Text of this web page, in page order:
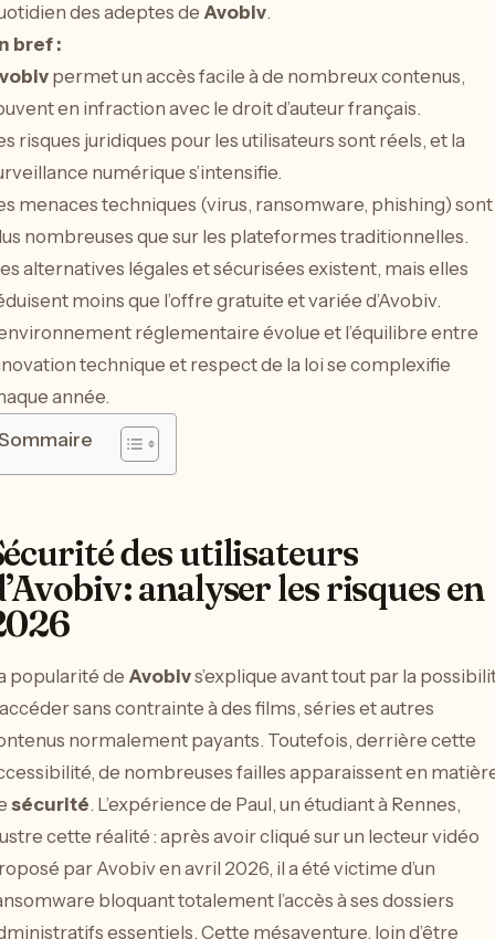
des adeptes de Avobiv.
bref :
permet un accès facile à de nombreux contenus,
en infraction avec le droit d’auteur français.
risques juridiques pour les utilisateurs sont réels, et la
numérique s’intensifie.
menaces techniques (virus, ransomware, phishing) sont
nombreuses que sur les plateformes traditionnelles.
alternatives légales et sécurisées existent, mais elles
moins que l’offre gratuite et variée d’Avobiv.
réglementaire évolue et l’équilibre entre
technique et respect de la loi se complexifie
année.
des utilisateurs
: analyser les risques en
popularité de Avobivs’explique avant tout par la
sans contrainte à des films, séries et autres
normalement payants. Toutefois, derrière cette
de nombreuses failles apparaissent en
sécurité. L’expérience de Paul, un étudiant à Rennes,
cette réalité : après avoir cliqué sur un lecteur vidéo
par Avobiv en avril 2026, il a été victime d’un
bloquant totalement l’accès à ses dossiers
essentiels. Cette mésaventure, loin d’être